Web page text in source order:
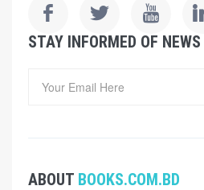
STAY INFORMED OF
ABOUT BOOKS.COM.BD